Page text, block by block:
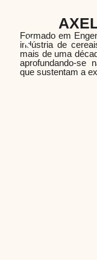
Formado em
indústria de
mais de uma
aprofundando-se
que sustentam a